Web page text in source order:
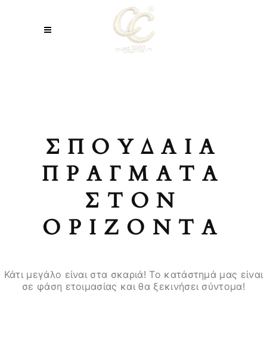
ΣΠΟΥΔΑΊΑ
ΠΡΆΓΜΑΤΑ
ΣΤΟΝ
ΟΡΊΖΟΝΤΑ
Κάτι μεγάλο είναι στα σκαριά! Το κατάστημά μας είναι
σε φάση ετοιμασίας και θα ξεκινήσει σύντομα!